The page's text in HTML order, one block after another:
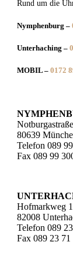
Rund um die
Nymphenburg –
Unterhaching –
MOBIL – 0172
80639
Telefon 089
Fax 089 99
Hofmarkweg
82008
Telefon 089
Fax 089 23 71